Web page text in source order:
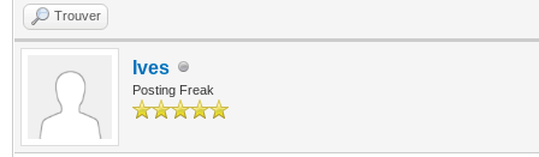
Trouver
Ives
Posting Freak